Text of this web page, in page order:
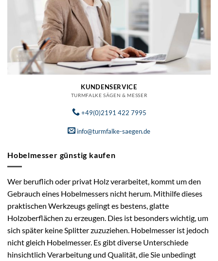
KUNDENSERVICE
TURMFALKE SÄGEN & MESSER
+49(0)2191 422 7995
info@turmfalke-saegen.de
Hobelmesser günstig kaufen
Wer beruflich oder privat Holz verarbeitet, kommt um den
Gebrauch eines Hobelmessers nicht herum. Mithilfe dieses
praktischen Werkzeugs gelingt es bestens, glatte
Holzoberflächen zu erzeugen. Dies ist besonders wichtig, um
sich später keine Splitter zuzuziehen. Hobelmesser ist jedoch
nicht gleich Hobelmesser. Es gibt diverse Unterschiede
hinsichtlich Verarbeitung und Qualität, die Sie unbedingt